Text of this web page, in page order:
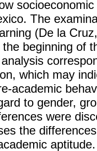
The
(De la
beginning of
which may
academic
to gender,
were
the
aptitude.